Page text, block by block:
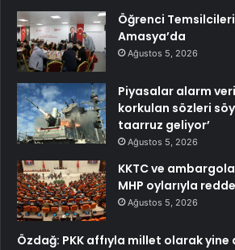
Öğrenci Temsilcileri
Amasya’da
Ağustos 5, 2026
Piyasalar alarm
korkulan sözleri
taarruz geliyor’
Ağustos 5, 2026
KKTC ve
MHP oylarıyla
Ağustos 5, 2026
Özdağ: PKK affıyla millet olarak yine